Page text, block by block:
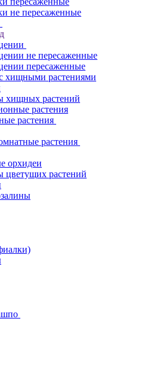
не пересаженные
не пересаженные
пересаженные
хищными растениями
хищных растений
растения
растения
растения
орхидеи
цветущих растений